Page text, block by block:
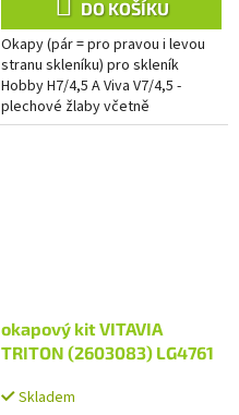
DO KOŠÍKU
Okapy (pár = pro pravou i levou
stranu skleníku) pro skleník
Hobby H7/4,5 A Viva V7/4,5 -
plechové žlaby včetně
plastových svodů s hadicemi o
okapový kit VITAVIA
TRITON (2603083) LG4761
Skladem